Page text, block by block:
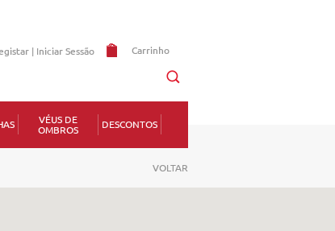
Carrinho
| Iniciar Sessão
senha?
VÉUS DE
OMBROS
DESCONTOS
VOLTAR